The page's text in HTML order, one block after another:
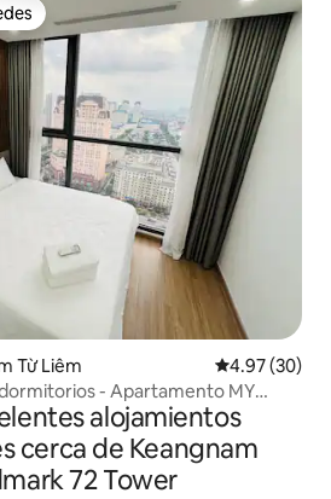
Từ Liêm Calificación
4.97 (30)
- Apartamento MY
alojamientos
cerca de Keangnam
72 Tower